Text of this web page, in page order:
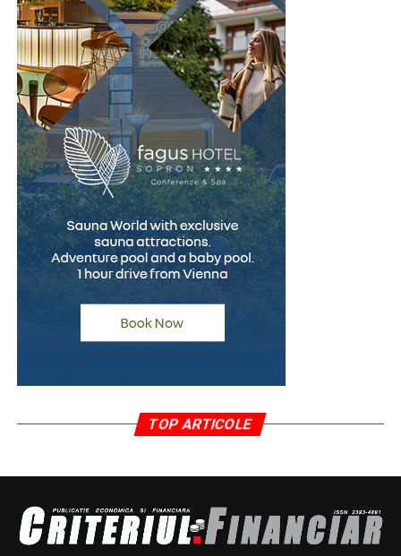
Este important de înțeles că rezultatul unui test
poligraf trebuie interpretat în contextul întregii situații
și al celorlalte informații disponibile. Tocmai această
abordare echilibrată îi conferă valoare ca instrument
complementar de verificare.
Un pas spre recâștigarea
încrederii
Pentru persoanele care au fost acuzate pe nedrept,
procesul de recâștigare a încrederii poate fi dificil și de
durată. În multe cazuri, simpla dorință de a efectua un
test poligraf transmite un mesaj important despre
disponibilitatea de a clarifica situația într-un mod
După finalizarea examinării, specialistul întocmește un
raport oficial care reflectă concluziile evaluării. Acest
document poate fi prezentat, atunci când este necesar
persoane implicate în soluționarea cazului.
Pentru numeroși oameni, un astfel de raport reprezintă
un element care contribuie la reconstruirea credibilității
TOP ARTICOLE